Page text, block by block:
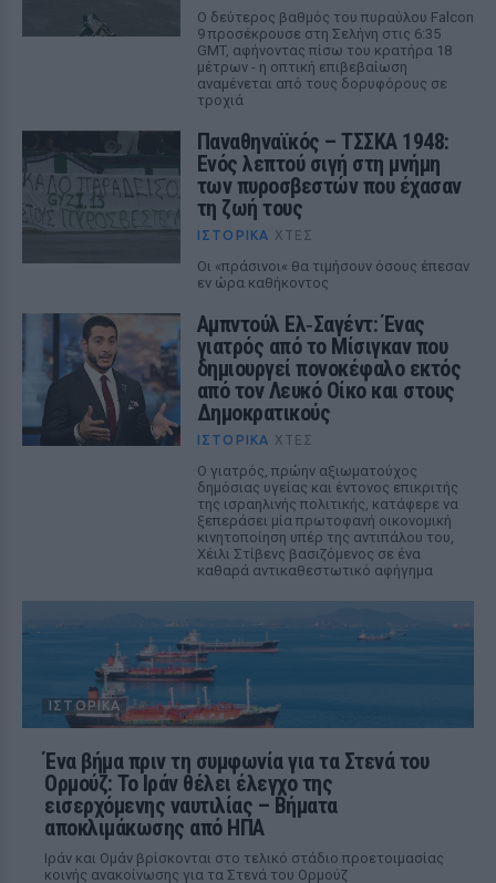
Ο δεύτερος βαθμός του πυραύλου Falcon
9 προσέκρουσε στη Σελήνη στις 6:35
GMT, αφήνοντας πίσω του κρατήρα 18
μέτρων - η οπτική επιβεβαίωση
αναμένεται από τους δορυφόρους σε
τροχιά
Παναθηναϊκός – ΤΣΣΚΑ 1948:
Ενός λεπτού σιγή στη μνήμη
των πυροσβεστών που έχασαν
τη ζωή τους
ΙΣΤΟΡΙΚΆ ΧΤΕΣ
Οι «πράσινοι« θα τιμήσουν όσους έπεσαν
εν ώρα καθήκοντος
Αμπντούλ Ελ‑Σαγέντ: Ένας
γιατρός από το Μίσιγκαν που
δημιουργεί πονοκέφαλο εκτός
από τον Λευκό Οίκο και στους
Δημοκρατικούς
ΙΣΤΟΡΙΚΆ ΧΤΕΣ
Ο γιατρός, πρώην αξιωματούχος
δημόσιας υγείας και έντονος επικριτής
της ισραηλινής πολιτικής, κατάφερε να
ξεπεράσει μία πρωτοφανή οικονομική
κινητοποίηση υπέρ της αντιπάλου του,
Χέιλι Στίβενς βασιζόμενος σε ένα
καθαρά αντικαθεστωτικό αφήγημα
ΙΣΤΟΡΙΚΆ
Ένα βήμα πριν τη συμφωνία για τα Στενά του
Ορμούζ: Το Ιράν θέλει έλεγχο της
εισερχόμενης ναυτιλίας – Βήματα
αποκλιμάκωσης από ΗΠΑ
Ιράν και Ομάν βρίσκονται στο τελικό στάδιο προετοιμασίας
κοινής ανακοίνωσης για τα Στενά του Ορμούζ